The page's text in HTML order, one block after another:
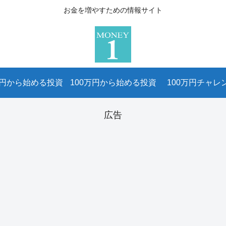
お金を増やすための情報サイト
から始める投資 100万円から始める投資 100万円チャレ
広告